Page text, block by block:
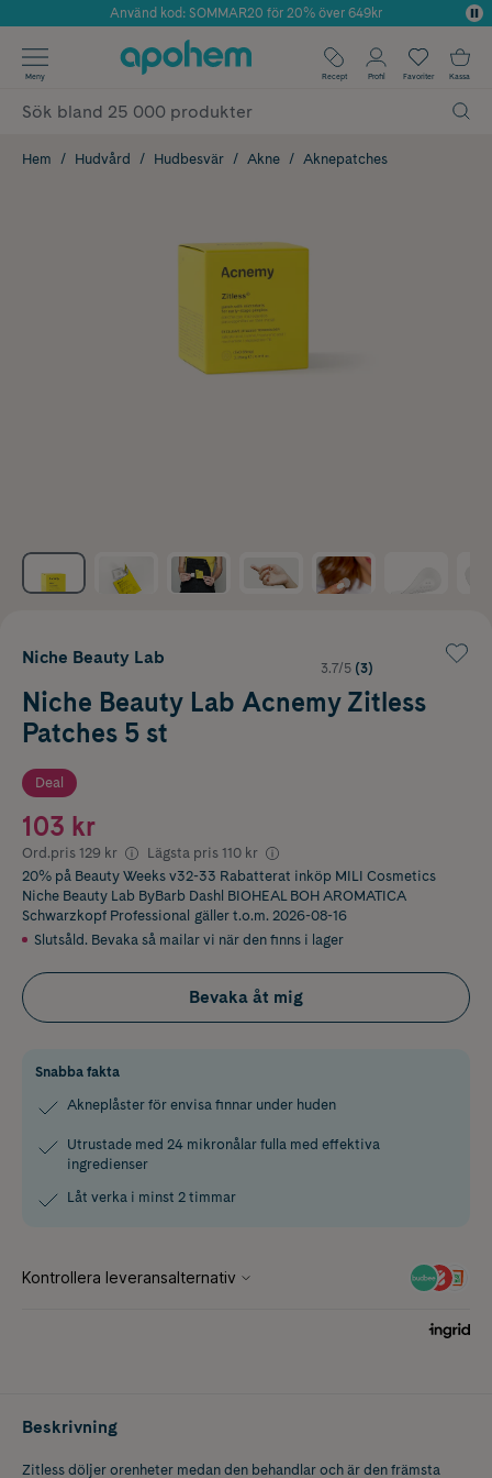
Årets Butik 2025 inom Skönhet
Använd kod: SOMMAR20 för 20% över 649kr
✓ Fri frakt
✓ Poäng på alla köp*
Meny Recept Profil Favoriter Kassa
Hem Hudvård Hudbesvär Akne Aknepatches
Niche Beauty Lab
3.7/5 (3)
Niche Beauty Lab Acnemy Zitless
Patches 5 st
Deal
103 kr
Ord.pris 129 kr Lägsta pris 110 kr
20% på Beauty Weeks v32-33 Rabatterat inköp MILI Cosmetics
Niche Beauty Lab ByBarb Dashl BIOHEAL BOH AROMATICA
Schwarzkopf Professional gäller t.o.m. 2026-08-16
Slutsåld. Bevaka så mailar vi när den finns i lager
Bevaka åt mig
Snabba fakta
Akneplåster för envisa finnar under huden
Utrustade med 24 mikronålar fulla med effektiva
ingredienser
Låt verka i minst 2 timmar
Beskrivning
Zitless döljer orenheter medan den behandlar och är den främsta